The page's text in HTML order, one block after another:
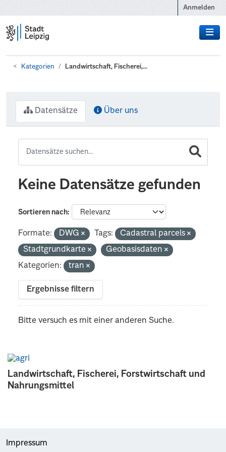
Anmelden
Kategorien Landwirtschaft, Fischerei,...
Landwirtschaft, Fischerei, Forstwirtschaft und
Nahrungsmittel
Datensätze Über uns
Keine Datensätze gefunden
Sortieren nach
Formate: DWG Tags:
Cadastral parcels
Stadtgrundkarte
Geobasisdaten
Kategorien:
tran
Ergebnisse filtern
Bitte versuch es mit einer anderen Suche.
Impressum